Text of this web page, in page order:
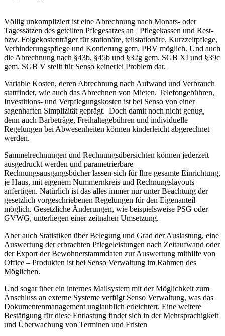
Völlig unkompliziert ist eine Abrechnung nach Monats- oder
Tagessätzen des geteilten Pflegesatzes an Pflegekassen und Rest-
bzw. Folgekostenträger für stationäre, teilstationäre, Kurzzeitpflege,
Verhinderungspflege und Kontierung gem. PBV möglich. Und auch
die Abrechnung nach §43b, §45b und §32g gem. SGB XI und §39c
gem. SGB V stellt für Senso keinerlei Problem dar.
Variable Kosten, deren Abrechnung nach Aufwand und Verbrauch
stattfindet, wie auch das Abrechnen von Mieten. Telefongebühren,
Investitions- und Verpflegungskosten ist bei Senso von einer
sagenhaften Simplizität geprägt. Doch damit noch nicht genug,
denn auch Barbeträge, Freihaltegebühren und individuelle
Regelungen bei Abwesenheiten können kinderleicht abgerechnet
werden.
Sammelrechnungen und Rechnungsübersichten können jederzeit
ausgedruckt werden und parametrierbare
Rechnungsausgangsbücher lassen sich für Ihre gesamte Einrichtung,
je Haus, mit eigenem Nummernkreis und Rechnungslayouts
anfertigen. Natürlich ist das alles immer nur unter Beachtung der
gesetzlich vorgeschriebenen Regelungen für den Eigenanteil
möglich. Gesetzliche Änderungen, wie beispielsweise PSG oder
GVWG, unterliegen einer zeitnahen Umsetzung.
Aber auch Statistiken über Belegung und Grad der Auslastung, eine
Auswertung der erbrachten Pflegeleistungen nach Zeitaufwand oder
der Export der Bewohnerstammdaten zur Auswertung mithilfe von
Office – Produkten ist bei Senso Verwaltung im Rahmen des
Möglichen.
Und sogar über ein internes Mailsystem mit der Möglichkeit zum
Anschluss an externe Systeme verfügt Senso Verwaltung, was das
Dokumentenmanagement unglaublich erleichtert. Eine weitere
Bestätigung für diese Entlastung findet sich in der Mehrsprachigkeit
und Überwachung von Terminen und Fristen